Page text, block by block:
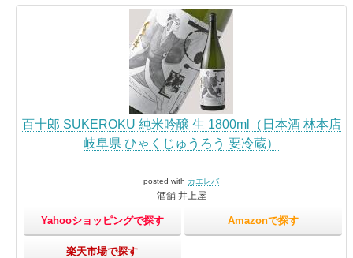
百十郎 SUKEROKU 純米吟醸 生 1800ml（日本酒 林本店
岐阜県 ひゃくじゅうろう 要冷蔵）
posted with カエレバ
酒舗 井上屋
Yahooショッピングで探す Amazonで探す
楽天市場で探す